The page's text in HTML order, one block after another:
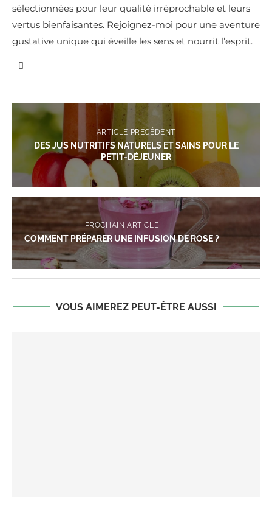
sélectionnées pour leur qualité irréprochable et leurs
vertus bienfaisantes. Rejoignez-moi pour une aventure
gustative unique qui éveille les sens et nourrit l’esprit.
ARTICLE PRÉCÉDENT
DES JUS NUTRITIFS NATURELS ET SAINS POUR LE
PETIT-DÉJEUNER
PROCHAIN ARTICLE
COMMENT PRÉPARER UNE INFUSION DE ROSE ?
VOUS AIMEREZ PEUT-ÊTRE AUSSI